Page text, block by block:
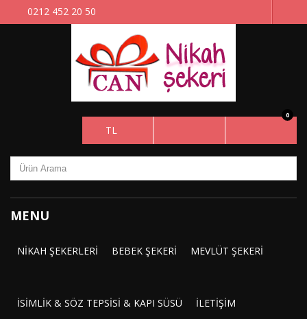
0212 452 20 50
TL
0
MENU
NIKAH ŞEKERLERI BEBEK ŞEKERI MEVLÜT ŞEKERI
İSIMLIK & SÖZ TEPSISI & KAPI SÜSÜ İLETIŞIM